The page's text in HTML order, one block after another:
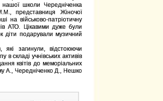
нашої школи Чередніченка
представниця Жіночої
на військово-патріотичну
АТО. Цікавими дуже були
діти подарували музичний
які загинули, відстоюючи
в складі учнівських активів
квітів до меморіальних
А., Чередніченко Д., Нешко